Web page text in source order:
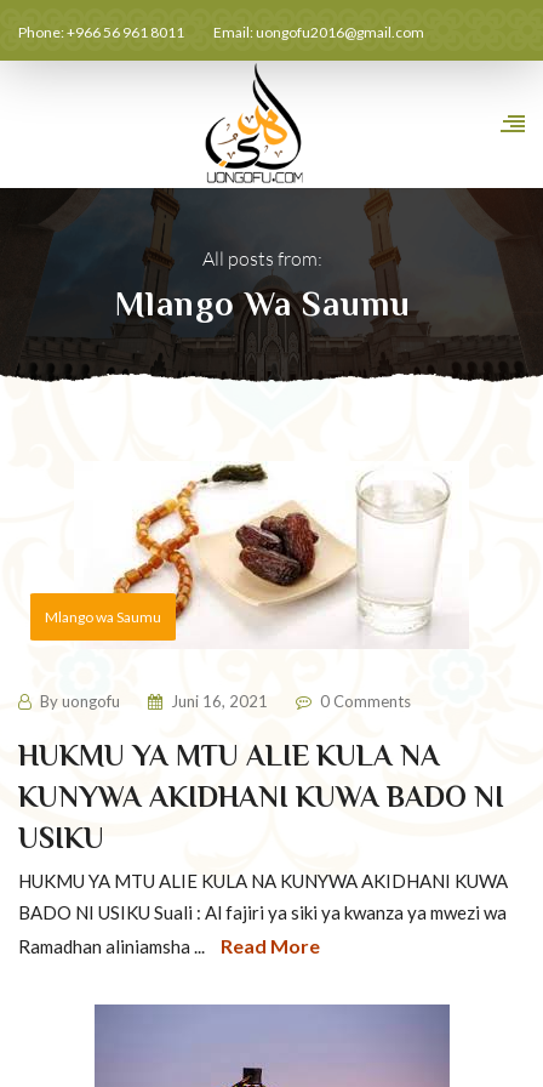
Phone: +966 56 961 8011 Email:uongofu2016@gmail.com
All posts from:
Mlango Wa Saumu
Mlango wa Saumu
Byuongofu Juni 16, 2021 0 Comments
HUKMU YA MTU ALIE KULA NA
KUNYWA AKIDHANI KUWA BADO NI
USIKU
HUKMU YA MTU ALIE KULA NA KUNYWA AKIDHANI KUWA
BADO NI USIKU Suali : Al fajiri ya siki ya kwanza ya mwezi wa
Ramadhan aliniamsha ...
Read More